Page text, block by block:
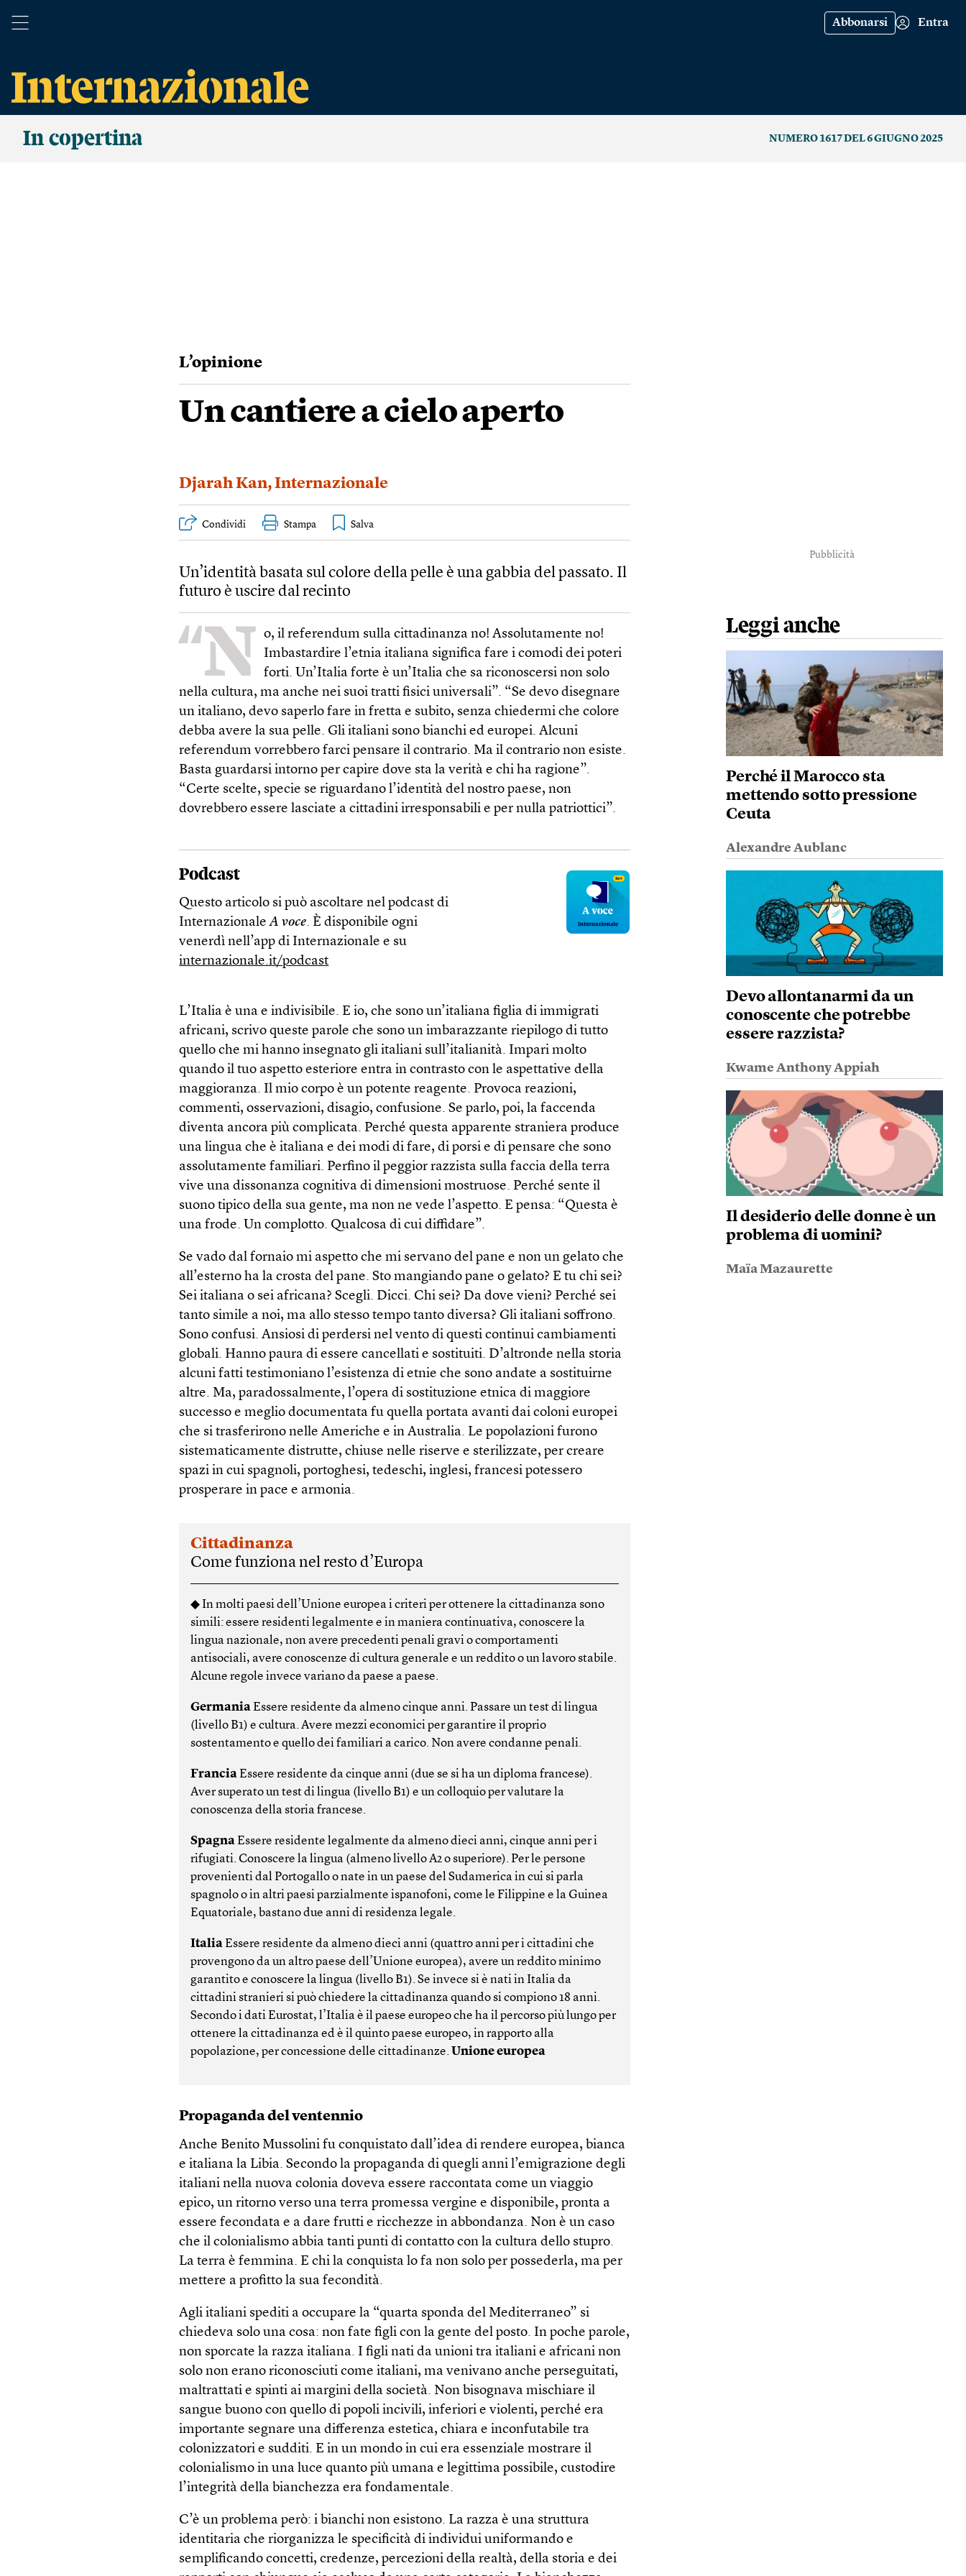
Abbonarsi Entra
In copertina NUMERO 1617 DEL 6 GIUGNO 2025
L’opinione
Un cantiere a cielo aperto
Djarah Kan,Internazionale
Condividi Stampa
Un’identità basata sul colore della pelle è una gabbia del passato. Il
futuro è uscire dal recinto
“N o, il referendum sulla cittadinanza no! Assolutamente no!
Imbastardire l’etnia italiana significa fare i comodi dei poteri
forti. Un’Italia forte è un’Italia che sa riconoscersi non solo
nella cultura, ma anche nei suoi tratti fisici universali”. “Se devo disegnare
un italiano, devo saperlo fare in fretta e subito, senza chiedermi che colore
debba avere la sua pelle. Gli italiani sono bianchi ed europei. Alcuni
referendum vorrebbero farci pensare il contrario. Ma il contrario non esiste.
Basta guardarsi intorno per capire dove sta la verità e chi ha ragione”.
“Certe scelte, specie se riguardano l’identità del nostro paese, non
dovrebbero essere lasciate a cittadini irresponsabili e per nulla patriottici”.
Podcast
Questo articolo si può ascoltare nel podcast di
InternazionaleA voce. È disponibile ogni
venerdì nell’app di Internazionale e su
internazionale.it/podcast
L’Italia è una e indivisibile. E io, che sono un’italiana figlia di immigrati
africani, scrivo queste parole che sono un imbarazzante riepilogo di tutto
quello che mi hanno insegnato gli italiani sull’italianità. Impari molto
quando il tuo aspetto esteriore entra in contrasto con le aspettative della
maggioranza. Il mio corpo è un potente reagente. Provoca reazioni,
commenti, osservazioni, disagio, confusione. Se parlo, poi, la faccenda
diventa ancora più complicata. Perché questa apparente straniera produce
una lingua che è italiana e dei modi di fare, di porsi e di pensare che sono
assolutamente familiari. Perfino il peggior razzista sulla faccia della terra
vive una dissonanza cognitiva di dimensioni mostruose. Perché sente il
suono tipico della sua gente, ma non ne vede l’aspetto. E pensa: “Questa è
una frode. Un complotto. Qualcosa di cui diffidare”.
Se vado dal fornaio mi aspetto che mi servano del pane e non un gelato che
all’esterno ha la crosta del pane. Sto mangiando pane o gelato? E tu chi sei?
Sei italiana o sei africana? Scegli. Dicci. Chi sei? Da dove vieni? Perché sei
tanto simile a noi, ma allo stesso tempo tanto diversa? Gli italiani soffrono.
Sono confusi. Ansiosi di perdersi nel vento di questi continui cambiamenti
globali. Hanno paura di essere cancellati e sostituiti. D’altronde nella storia
alcuni fatti testimoniano l’esistenza di etnie che sono andate a sostituirne
altre. Ma, paradossalmente, l’opera di sostituzione etnica di maggiore
successo e meglio documentata fu quella portata avanti dai coloni europei
che si trasferirono nelle Americhe e in Australia. Le popolazioni furono
sistematicamente distrutte, chiuse nelle riserve e sterilizzate, per creare
spazi in cui spagnoli, portoghesi, tedeschi, inglesi, francesi potessero
prosperare in pace e armonia.
Cittadinanza
Come funziona nel resto d’Europa
◆ In molti paesi dell’Unione europea i criteri per ottenere la cittadinanza sono
simili: essere residenti legalmente e in maniera continuativa, conoscere la
lingua nazionale, non avere precedenti penali gravi o comportamenti
antisociali, avere conoscenze di cultura generale e un reddito o un lavoro stabile.
Alcune regole invece variano da paese a paese.
GermaniaEssere residente da almeno cinque anni. Passare un test di lingua
(livello B1) e cultura. Avere mezzi economici per garantire il proprio
sostentamento e quello dei familiari a carico. Non avere condanne penali.
FranciaEssere residente da cinque anni (due se si ha un diploma francese).
Aver superato un test di lingua (livello B1) e un colloquio per valutare la
conoscenza della storia francese.
SpagnaEssere residente legalmente da almeno dieci anni, cinque anni per i
rifugiati. Conoscere la lingua (almeno livello A2 o superiore). Per le persone
provenienti dal Portogallo o nate in un paese del Sudamerica in cui si parla
spagnolo o in altri paesi parzialmente ispanofoni, come le Filippine e la Guinea
Equatoriale, bastano due anni di residenza legale.
ItaliaEssere residente da almeno dieci anni (quattro anni per i cittadini che
provengono da un altro paese dell’Unione europea), avere un reddito minimo
garantito e conoscere la lingua (livello B1). Se invece si è nati in Italia da
cittadini stranieri si può chiedere la cittadinanza quando si compiono 18 anni.
Secondo i dati Eurostat, l’Italia è il paese europeo che ha il percorso più lungo per
ottenere la cittadinanza ed è il quinto paese europeo, in rapporto alla
popolazione, per concessione delle cittadinanze. Unione europea
Propaganda del ventennio
Anche Benito Mussolini fu conquistato dall’idea di rendere europea, bianca
e italiana la Libia. Secondo la propaganda di quegli anni l’emigrazione degli
italiani nella nuova colonia doveva essere raccontata come un viaggio
epico, un ritorno verso una terra promessa vergine e disponibile, pronta a
essere fecondata e a dare frutti e ricchezze in abbondanza. Non è un caso
che il colonialismo abbia tanti punti di contatto con la cultura dello stupro.
La terra è femmina. E chi la conquista lo fa non solo per possederla, ma per
mettere a profitto la sua fecondità.
Agli italiani spediti a occupare la “quarta sponda del Mediterraneo” si
chiedeva solo una cosa: non fate figli con la gente del posto. In poche parole,
non sporcate la razza italiana. I figli nati da unioni tra italiani e africani non
solo non erano riconosciuti come italiani, ma venivano anche perseguitati,
maltrattati e spinti ai margini della società. Non bisognava mischiare il
sangue buono con quello di popoli incivili, inferiori e violenti, perché era
importante segnare una differenza estetica, chiara e inconfutabile tra
colonizzatori e sudditi. E in un mondo in cui era essenziale mostrare il
colonialismo in una luce quanto più umana e legittima possibile, custodire
l’integrità della bianchezza era fondamentale.
C’è un problema però: i bianchi non esistono. La razza è una struttura
identitaria che riorganizza le specificità di individui uniformando e
semplificando concetti, credenze, percezioni della realtà, della storia e dei
Pubblicità
Leggi anche
Perché il Marocco sta
mettendo sotto pressione
Ceuta
Alexandre Aublanc
Devo allontanarmi da un
conoscente che potrebbe
essere razzista?
Kwame Anthony Appiah
Il desiderio delle donne è un
problema di uomini?
Maïa Mazaurette